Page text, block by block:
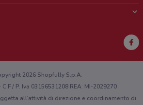
sul web o sull'app?
2026 Shopfully S.p.A.
/ P. Iva 03156531208 REA: MI-2029270
all’attività di direzione e coordinamento di